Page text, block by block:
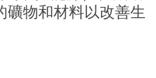
礦物和材料以改善生